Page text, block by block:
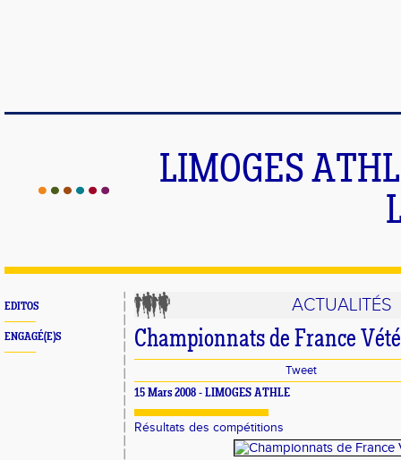
LIMOGES
EDITOS
ENGAGÉ(E)S
ACTUALITÉS
Championnats de France
Tweet
15 Mars 2008 - LIMOGES ATHLE
Résultats des compétitions